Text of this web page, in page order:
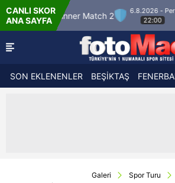
CANLI SKOR
ANA SAYFA
2
6.8.2026 - Per
22:00
Winner Match 3
SON EKLENENLER BEŞİKTAŞ
Galeri
Spor Turu